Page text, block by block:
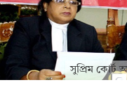
সুপ্রিম কোর্ট